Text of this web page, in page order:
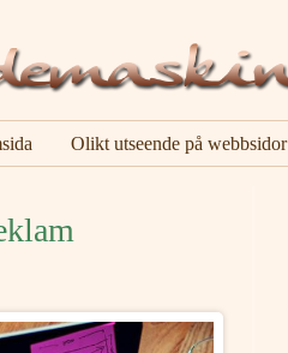
Olikt utseende på webbsidor